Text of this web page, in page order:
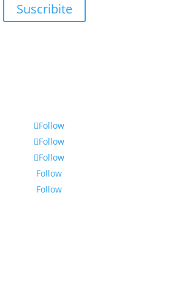
Suscribite
Follow
Follow
Follow
Follow
Follow